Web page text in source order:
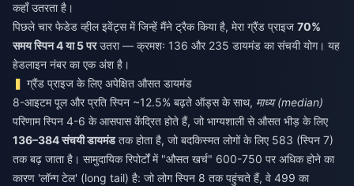
कहाँ उतरता है।
पिछले चार फेडेड व्हील इवेंट्स में जिन्हें मैंने ट्रैक किया है, मेरा ग्रैंड प्राइज 70%
समय स्पिन 4 या 5 परउतरा — क्रमशः 136 और 235 डायमंड का संचयी योग। यह
हेडलाइन नंबर का एक अंश है।
ग्रैंड प्राइज के लिए अपेक्षित औसत डायमंड
8-आइटम पूल और प्रति स्पिन ~12.5% बढ़ते ऑड्स के साथ, माध्य (median)
परिणाम स्पिन 4-6 के आसपास केंद्रित होते हैं, जो भाग्यशाली से औसत भीड़ के लिए
136–384 संचयी डायमंडतक होता है, जो बदकिस्मत लोगों के लिए 583 (स्पिन 7)
तक बढ़ जाता है। सामुदायिक रिपोर्टों में "औसत खर्च" 600-750 पर अधिक होने का
कारण 'लॉन्ग टेल' (long tail) है: जो लोग स्पिन 8 तक पहुंचते हैं, वे 499 का